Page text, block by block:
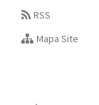
RSS
Mapa Site